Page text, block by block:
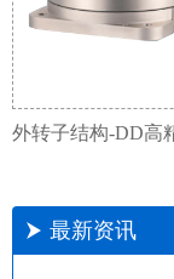
最新资讯